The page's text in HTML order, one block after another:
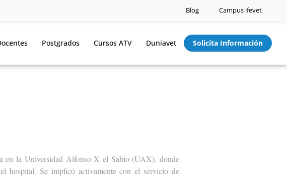
Blog Campus ifevet
Postgrados Cursos ATV Duniavet Solicita Información
en la Universidad Alfonso X el Sabio (UAX), donde
hospital. Se implicó activamente con el servicio de